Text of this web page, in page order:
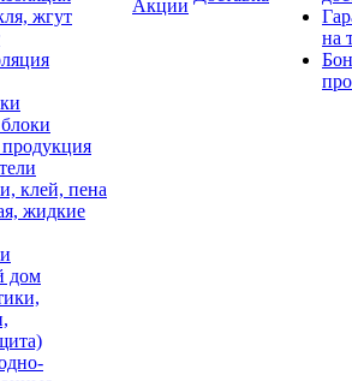
жгут
клей, пена
жидкие
дом
Акции
на